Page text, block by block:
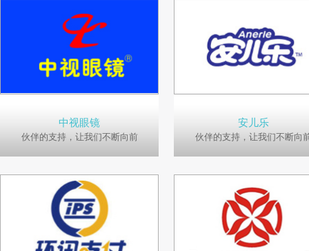
中视眼镜
伙伴的支持，让我们不断向前
安儿乐
伙伴的支持，让我们不断向